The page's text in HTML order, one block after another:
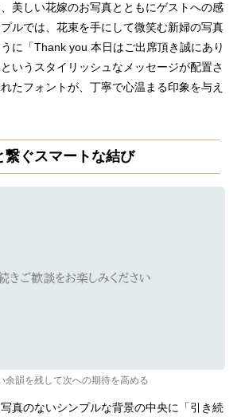
美しい花嫁のお写真とともにゲストへの感
ルでは、花束を手にして微笑む新婦の写真
に「Thank you 本日はご出席頂き誠にあり
いうスタイリッシュなメッセージが配置さ
たフォントが、丁寧で心温まる印象を与え
繋ぐスマートな結び
余韻を残して次への期待を高める
真のないシンプルな背景の中央に「引き続